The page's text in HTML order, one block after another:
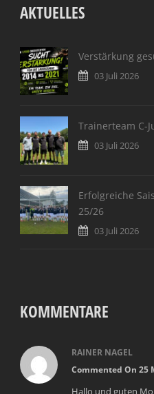
AKTUELLES
Verstärkung
03 Juli 2026
Trainerteam C-
03 Juli 2026
Erfolgreiche
25/26
03 Juli 2026
KOMMENTARE
RAINER NAGEL
Commented On 25
Hallo und guten